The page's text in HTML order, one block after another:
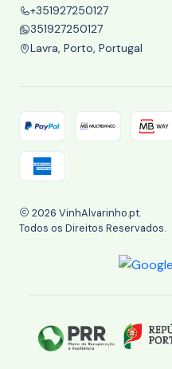
+351927250127
351927250127
Lavra, Porto, Portugal
2026 VinhAlvarinho.pt.
Todos os Direitos Reservados.